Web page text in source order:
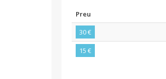
Preu
30 €
15 €